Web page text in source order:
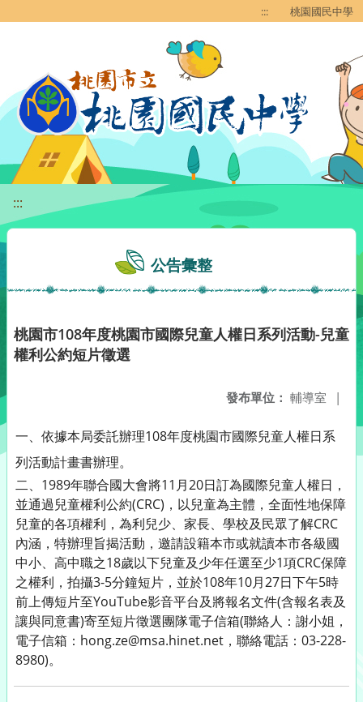
::: 桃園國民中學
:::
公告彙整
桃園市108年度桃園市國際兒童人權日系列活動-兒童
權利公約短片徵選
發布單位： 輔導室 |
一、依據本局委託辦理108年度桃園市國際兒童人權日系
列活動計畫書辦理。
二、1989年聯合國大會將11月20日訂為國際兒童人權日，
並通過兒童權利公約(CRC)，以兒童為主體，全面性地保障
兒童的各項權利，為利兒少、家長、學校及民眾了解CRC
內涵，特辦理旨揭活動，邀請設籍本市或就讀本市各級國
中小、高中職之18歲以下兒童及少年任選至少1項CRC保障
之權利，拍攝3-5分鐘短片，並於108年10月27日下午5時
前上傳短片至YouTube影音平台及將報名文件(含報名表及
讓與同意書)寄至短片徵選團隊電子信箱(聯絡人：謝小姐，
電子信箱：hong.ze@msa.hinet.net，聯絡電話：03-228-
8980)。